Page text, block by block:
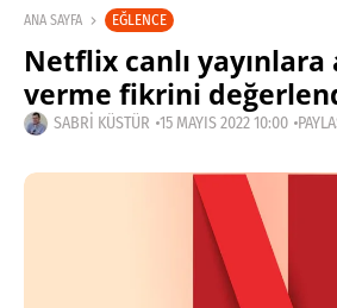
ANA SAYFA EĞLENCE
Netflix canlı yayınlara
verme fikrini
SABRI KÜSTÜR 15 MAYIS 2022 10:00